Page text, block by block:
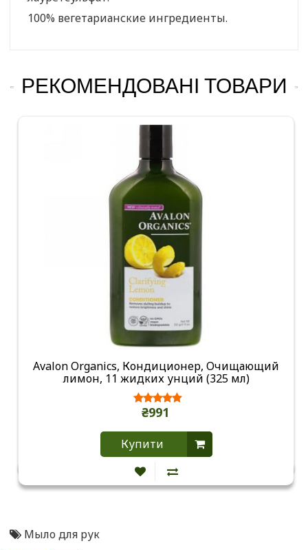
100% вегетарианские ингредиенты.
РЕКОМЕНДОВАНІ ТОВАРИ
Avalon Organics, Кондиционер, Очищающий
лимон, 11 жидких унций (325 мл)
₴991
Купити
Мыло для рук